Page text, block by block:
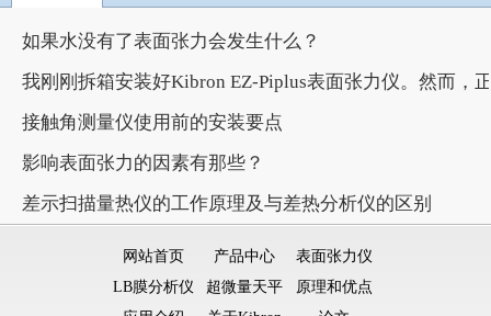
如果水没有了表面张力会发生什么？
我刚刚拆箱安装好Kibron EZ-Piplus表面张力仪。然而，
接触角测量仪使用前的安装要点
影响表面张力的因素有那些？
差示扫描量热仪的工作原理及与差热分析仪的区别
网站首页 产品中心
表面张力仪
LB膜分析仪
超微量天平
原理和优点